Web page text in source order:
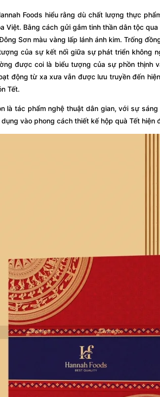
Foods hiểu rằng dù chất lượng thực
Việt. Bằng cách gửi gắm tinh thần dân tộc
Sơn màu vàng lấp lánh ánh kim. Trống
của sự kết nối giữa sự phát triển không
được coi là biểu tượng của sự phồn thịnh
động từ xa xưa vẫn được lưu truyền đến
Tết.
là tác phẩm nghệ thuật dân gian, với sự
vào phong cách thiết kế hộp quà Tết hiện